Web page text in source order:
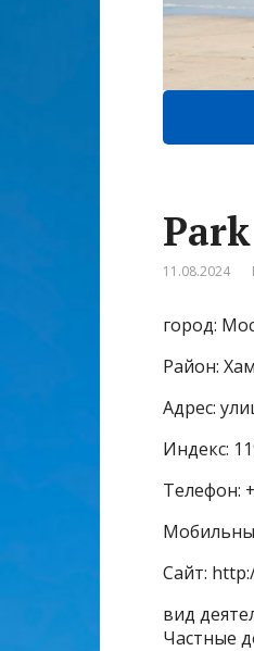
11.08.2024
город:
Район:
Адрес:
Индекс:
Телефон:
Сайт:
вид
Частные